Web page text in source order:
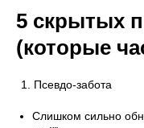
5 скрытых
(которые
Псевдо-забота
Слишком сильно